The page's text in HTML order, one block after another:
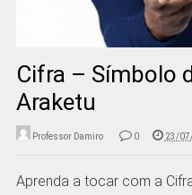
Cifra – Símbolo
Araketu
Professor Damiro 0 23/
Aprenda a tocar com a